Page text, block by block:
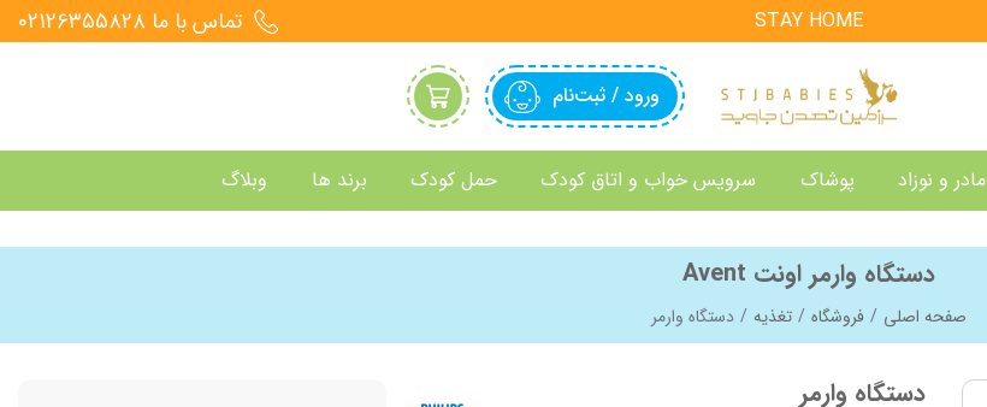
STAY HOME تماس با ما 021۲۶۳۵۵۸۲۸
ورود / ثبت‌نام
مادر و نوزاد پوشاک سرویس خواب و اتاق کودک حمل کودک برند ها وبلاگ
دستگاه وارمر اونت Avent
صفحه اصلی فروشگاه تغذیه دستگاه وارمر
دستگاه وارمر